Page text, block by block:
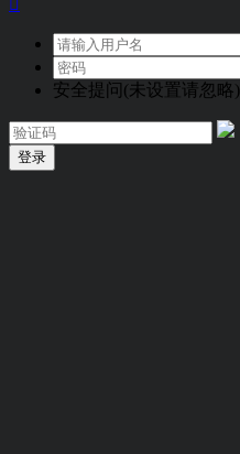

安全提问(未设置请忽略)
登录